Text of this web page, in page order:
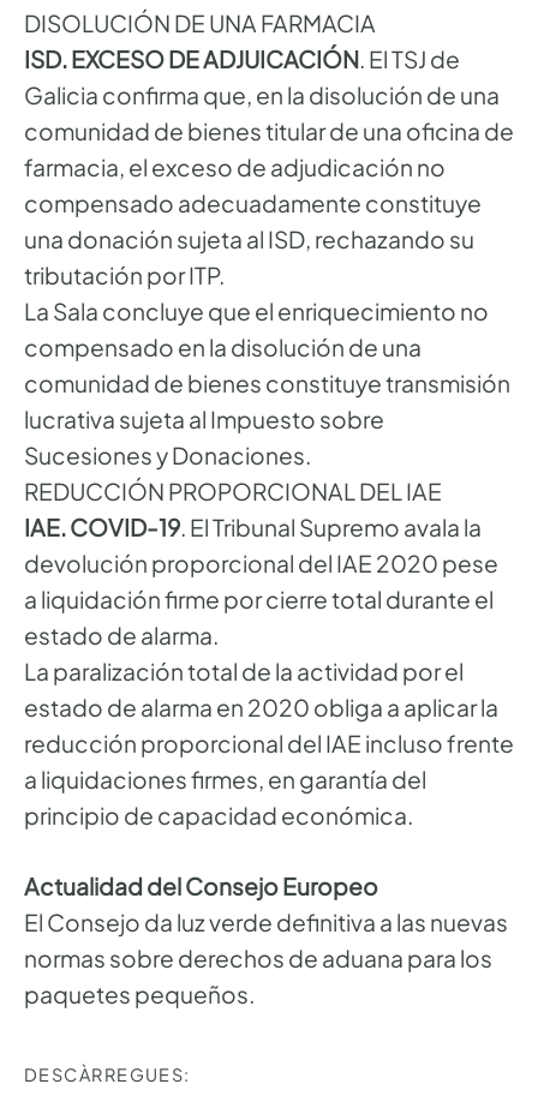
DISOLUCIÓN DE UNA FARMACIA
ISD. EXCESO DE ADJUICACIÓN. El TSJ de
Galicia confirma que, en la disolución de una
comunidad de bienes titular de una oficina de
farmacia, el exceso de adjudicación no
compensado adecuadamente constituye
una donación sujeta al ISD, rechazando su
tributación por ITP.
La Sala concluye que el enriquecimiento no
compensado en la disolución de una
comunidad de bienes constituye transmisión
lucrativa sujeta al Impuesto sobre
Sucesiones y Donaciones.
REDUCCIÓN PROPORCIONAL DEL IAE
IAE. COVID-19. El Tribunal Supremo avala la
devolución proporcional del IAE 2020 pese
a liquidación firme por cierre total durante el
estado de alarma.
La paralización total de la actividad por el
estado de alarma en 2020 obliga a aplicar la
reducción proporcional del IAE incluso frente
a liquidaciones firmes, en garantía del
principio de capacidad económica.
Actualidad del Consejo Europeo
El Consejo da luz verde definitiva a las nuevas
normas sobre derechos de aduana para los
paquetes pequeños.
DESCÀRREGUES: